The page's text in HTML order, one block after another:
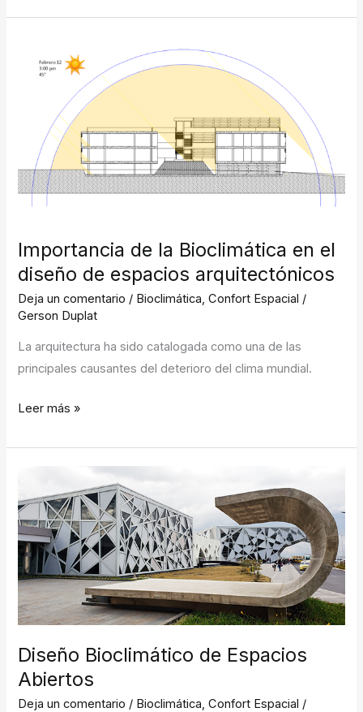
Importancia de la Bioclimática en el
diseño de espacios arquitectónicos
Deja un comentario / Bioclimática,Confort Espacial /
Gerson Duplat
La arquitectura ha sido catalogada como una de las
principales causantes del deterioro del clima mundial.
Bioclimática
diseño
de
arquitectónicos
Leer más »
Diseño Bioclimático de Espacios
Abiertos
Deja un comentario / Bioclimática ,Confort Espacial /
Bioclimático
de
Espacios
Abiertos